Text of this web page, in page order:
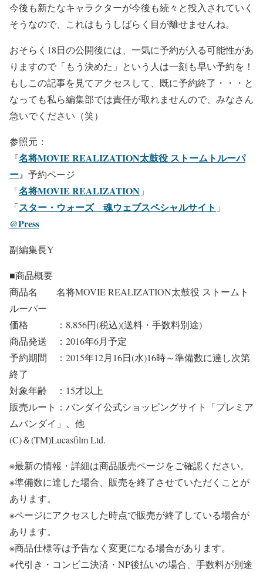
今後も新たなキャラクターが今後も続々と投入されていく
そうなので、これはもうしばらく目が離せませんね。
おそらく18日の公開後には、一気に予約が入る可能性があ
りますので「もう決めた」という人は一刻も早い予約を！
もしこの記事を見てアクセスして、既に予約終了・・・と
なっても私ら編集部では責任が取れませんので、みなさん
急いでください（笑）
参照元：
『名将MOVIE REALIZATION太鼓役 ストームトルーパ
ー』予約ページ
「名将MOVIE REALIZATION 」
「スター・ウォーズ 魂ウェブスペシャルサイト 」
@Press
副編集長Y
■商品概要
商品名 名将MOVIE REALIZATION太鼓役 ストームト
ルーパー
価格 ：8,856円(税込)(送料・手数料別途)
商品発送 ：2016年6月予定
予約期間 ：2015年12月16日(水)16時～準備数に達し次第
終了
対象年齢 ：15才以上
販売ルート：バンダイ公式ショッピングサイト「プレミア
ムバンダイ」、他
(C)＆(TM)Lucasfilm Ltd.
※最新の情報・詳細は商品販売ページをご確認ください。
※準備数に達した場合、販売を終了させていただくことが
あります。
※ページにアクセスした時点で販売が終了している場合が
あります。
※商品仕様等は予告なく変更になる場合があります。
※代引き・コンビニ決済・NP後払いの場合、手数料が別途